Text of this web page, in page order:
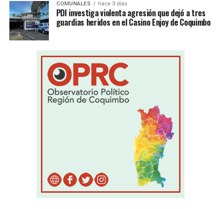
COMUNALES hace 3 días
PDI investiga violenta agresión que dejó a tres
guardias heridos en el Casino Enjoy de Coquimbo